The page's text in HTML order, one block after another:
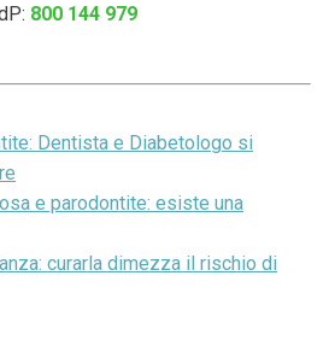
800 144 979
Dentista e Diabetologo si
e parodontite: esiste una
curarla dimezza il rischio di